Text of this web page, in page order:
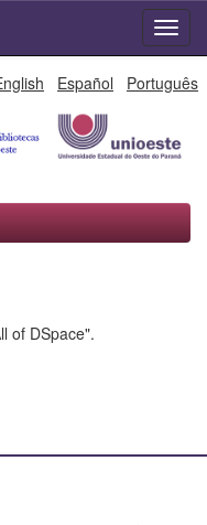
Español Português
of DSpace".